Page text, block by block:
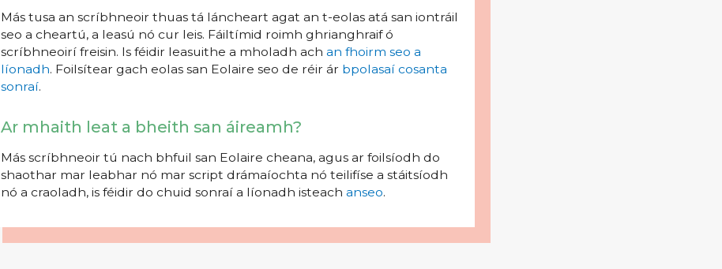
Más tusa an scríbhneoir thuas tá láncheart agat an t-eolas atá san iontráil
seo a cheartú, a leasú nó cur leis. Fáiltímid roimh ghrianghraif ó
scríbhneoirí freisin. Is féidir leasuithe a mholadh ach an fhoirm seo a
líonadh. Foilsítear gach eolas san Eolaire seo de réir ár bpolasaí cosanta
sonraí.
Ar mhaith leat a bheith san áireamh?
Más scríbhneoir tú nach bhfuil san Eolaire cheana, agus ar foilsíodh do
shaothar mar leabhar nó mar script drámaíochta nó teilifíse a stáitsíodh
nó a craoladh, is féidir do chuid sonraí a líonadh isteach anseo.